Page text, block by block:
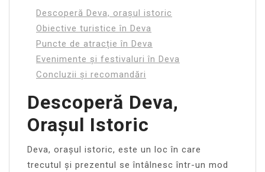
Descoperă Deva, orașul istoric
Obiective turistice în Deva
Puncte de atracție în Deva
Evenimente și festivaluri în Deva
Concluzii și recomandări
Descoperă Deva,
Orașul Istoric
Deva, orașul istoric, este un loc în care
trecutul și prezentul se întâlnesc într-un mod